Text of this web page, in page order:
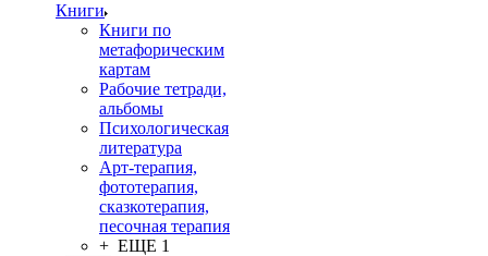
Книги
Книги по
метафорическим
картам
Рабочие тетради,
альбомы
Психологическая
литература
Арт-терапия,
фототерапия,
сказкотерапия,
песочная терапия
+ ЕЩЕ 1